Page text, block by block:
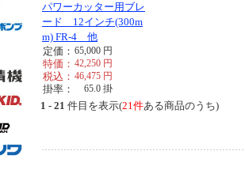
パワーカッター用ブレ
ード 12インチ(300m
m) FR-4 他
定価： 65,000 円
特価： 42,250 円
税込： 46,475 円
掛率： 65.0 掛
1 - 21 件目を表示(21件ある商品のうち)